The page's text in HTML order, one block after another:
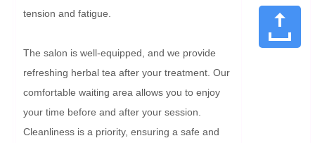
tension and fatigue.
The salon is well-equipped, and we provide
refreshing herbal tea after your treatment. Our
comfortable waiting area allows you to enjoy
your time before and after your session.
Cleanliness is a priority, ensuring a safe and